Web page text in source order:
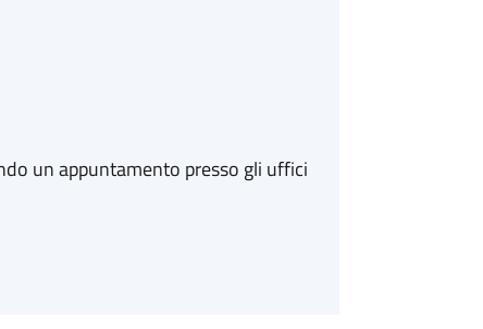
un appuntamento presso gli uffici